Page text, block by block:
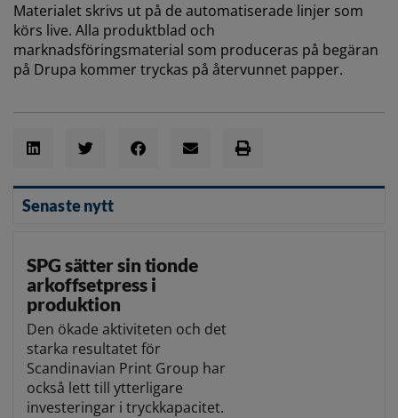
Materialet skrivs ut på de automatiserade linjer som
körs live. Alla produktblad och
marknadsföringsmaterial som produceras på begäran
på Drupa kommer tryckas på återvunnet papper.
Senaste nytt
SPG sätter sin tionde
arkoffsetpress i
produktion
Den ökade aktiviteten och det
starka resultatet för
Scandinavian Print Group har
också lett till ytterligare
investeringar i tryckkapacitet.